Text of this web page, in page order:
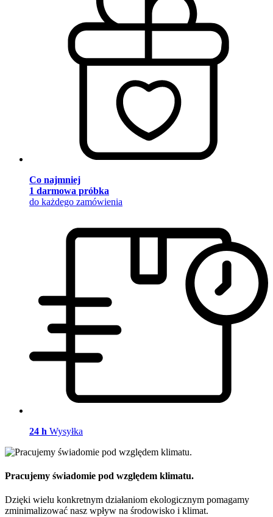
Co najmniej
1 darmowa próbka
do każdego zamówienia
24 h Wysyłka
Pracujemy świadomie pod względem klimatu.
Dzięki wielu konkretnym działaniom ekologicznym pomagamy
zminimalizować nasz wpływ na środowisko i klimat.